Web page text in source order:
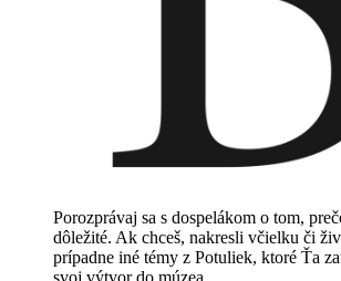
Porozprávaj sa s dospelákom o tom,
dôležité. Ak chceš, nakresli včielku či
prípadne iné témy z Potuliek, ktoré Ťa
svoj výtvor do múzea.